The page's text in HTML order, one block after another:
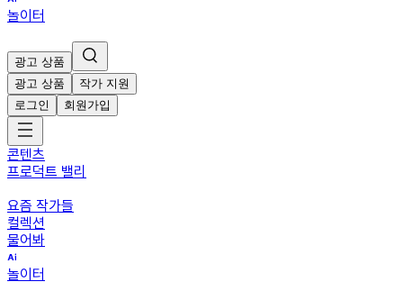
놀이터
광고 상품
광고 상품
작가 지원
로그인
회원가입
콘텐츠
프로덕트 밸리
요즘 작가들
컬렉션
물어봐
놀이터